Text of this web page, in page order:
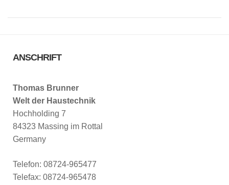
ANSCHRIFT
Thomas Brunner
Welt der Haustechnik
Hochholding 7
84323 Massing im Rottal
Germany
Telefon: 08724-965477
Telefax: 08724-965478